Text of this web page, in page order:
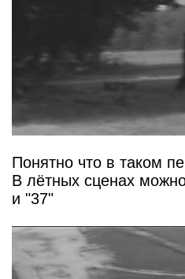
Понятно что в таком
В лётных сценах
и "37"